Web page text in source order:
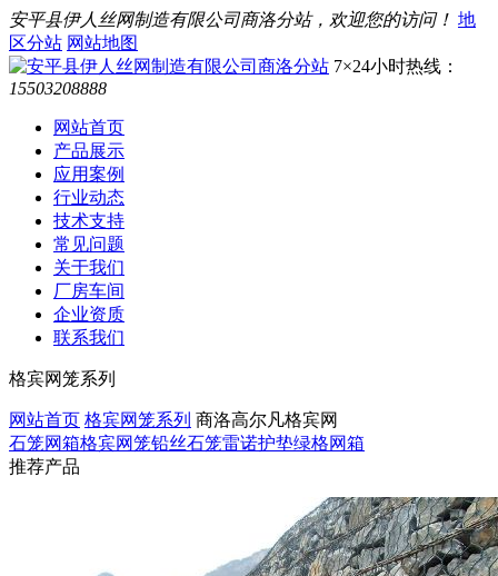
安平县伊人丝网制造有限公司商洛分站，欢迎您的访问！ 地
区分站 网站地图
7×24小时热线：
15503208888
网站首页
产品展示
应用案例
行业动态
技术支持
常见问题
关于我们
厂房车间
企业资质
联系我们
格宾网笼系列
网站首页 格宾网笼系列 商洛高尔凡格宾网
石笼网箱格宾网笼铅丝石笼雷诺护垫绿格网箱
推荐产品